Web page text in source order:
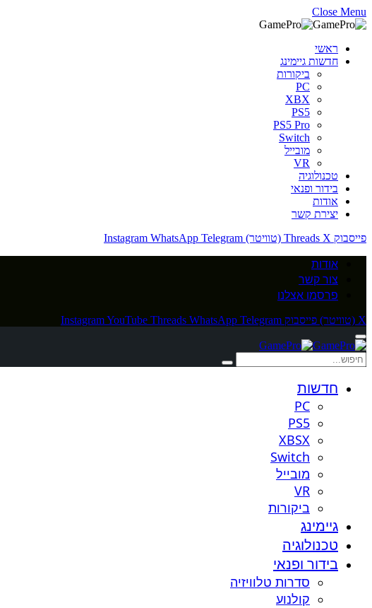
Close Menu
ראשי
חדשות גיימינג
ביקורות
PC
XBX
PS5
PS5 Pro
Switch
מובייל
VR
טכנולוגיה
בידור ופנאי
אודות
יצירת קשר
פייסבוק
Threads X (טוויטר) Instagram WhatsApp Telegram
אודות
צור קשר
פרסמו אצלנו
X (טוויטר) פייסבוק InstagramYouTube Threads WhatsApp Telegram
חדשות
PC
PS5
XBSX
Switch
מובייל
VR
ביקורות
גיימינג
טכנולוגיה
בידור ופנאי
סדרות טלוויזיה
קולנוע